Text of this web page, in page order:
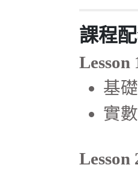
課程配
Lesson
基
實
Lesson